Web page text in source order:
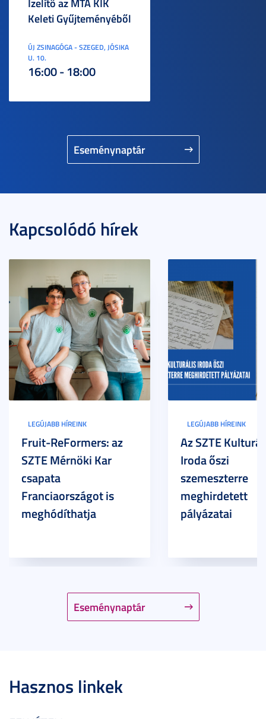
Eseménynaptár
Ízelítő az MTA KIK
Keleti Gyűjteményéből
ÚJ ZSINAGÓGA - SZEGED, JÓSIKA
U. 10.
16:00 - 18:00
Kapcsolódó hírek
Eseménynaptár
LEGÚJABB HÍREINK
Fruit-ReFormers: az
SZTE Mérnöki Kar
csapata
Franciaországot is
meghódíthatja
LEGÚJABB HÍREINK
Az SZTE
Iroda őszi
szemeszterre
meghirdetett
pályázatai
Hasznos linkek